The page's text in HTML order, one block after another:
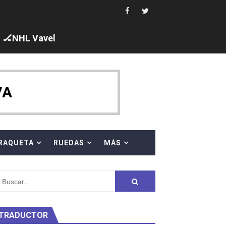
y Taddeucci. Ángela Martínez 5ª en 10km
al equipo neutral ruso, llevándose 8 medallas, seis para
🏒NHL Vavel
RAQUETA RUEDAS MÁS